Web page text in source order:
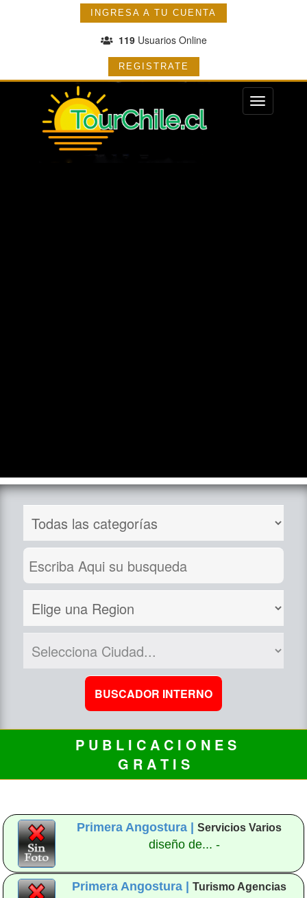
INGRESA A TU CUENTA
119Usuarios Online
REGISTRATE
Menu
P U B L I C A C I O N E S
G R A T I S
Primera Angostura |Servicios Varios
diseño de... -
Primera Angostura |Turismo Agencias